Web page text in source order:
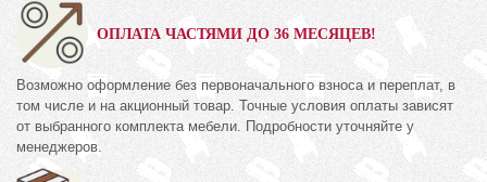
ОПЛАТА ЧАСТЯМИ ДО 36 МЕСЯЦЕВ!
Возможно оформление без первоначального взноса и переплат, в
том числе и на акционный товар. Точные условия оплаты зависят
от выбранного комплекта мебели. Подробности уточняйте у
менеджеров.